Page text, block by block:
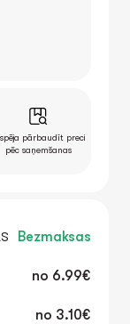
pārbaudīt preci
pēc saņemšanas
Bezmaksas
no 6.99€
no 3.10€